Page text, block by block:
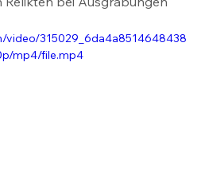
video/315029_6da4a8514648438
mp4/file.mp4